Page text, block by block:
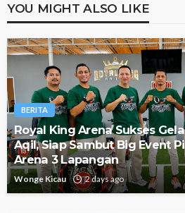
YOU MIGHT ALSO LIKE
BERITA
Royal King Arena Sukses
Aqil, Siap Sambut Big Event
Arena 3 Lapangan
Wonge Kicau 2 days ago